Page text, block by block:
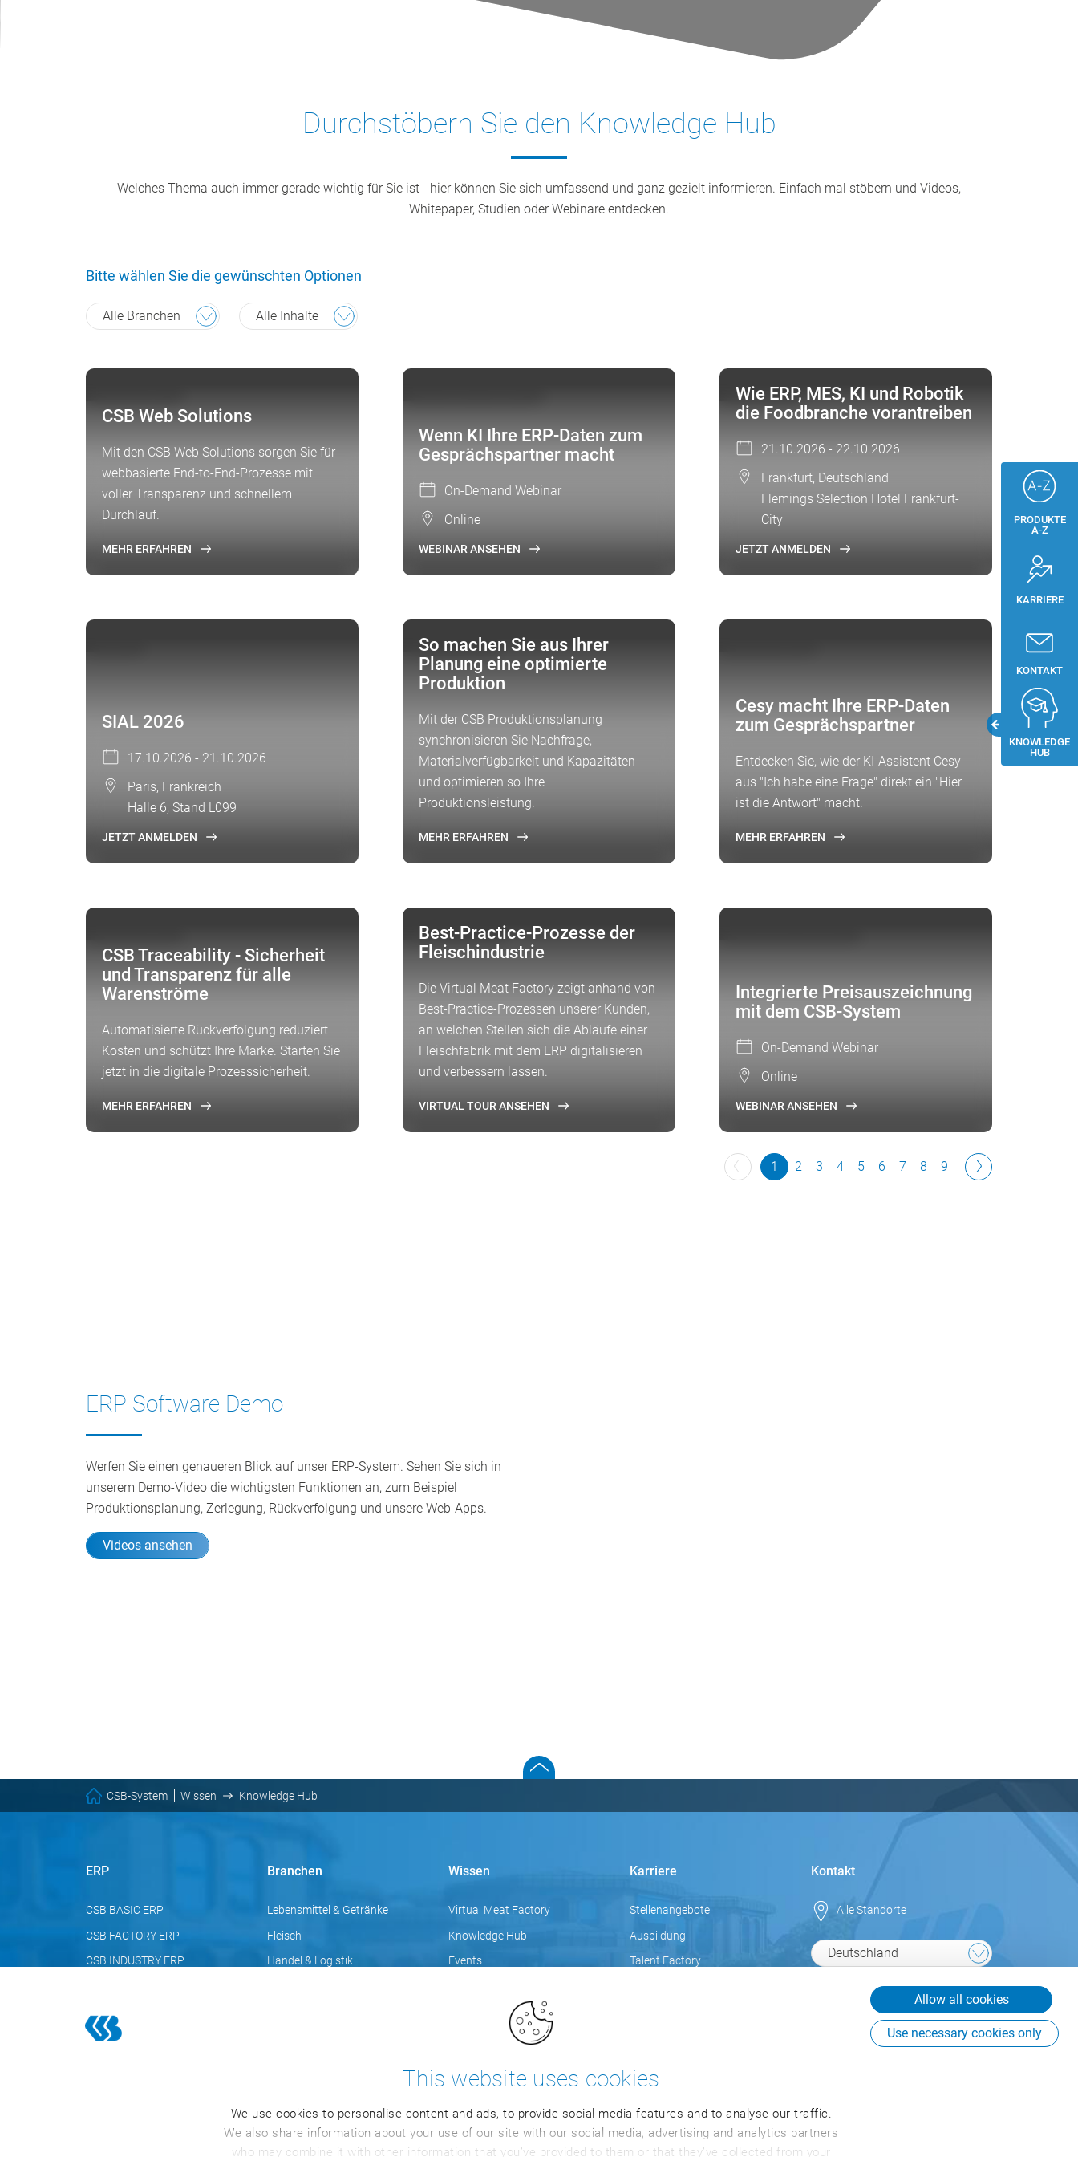
This website uses cookies
We use cookies to personalise content and ads, to provide social media features and to analyse our traffic.
We also share information about your use of our site with our social media, advertising and analytics partners
who may combine it with other information that you’ve provided to them or that they’ve collected from your
Allow all cookies
Use necessary cookies only
PRODUKTE
A-Z
KARRIERE
KONTAKT
KNOWLEDGE
HUB
Durchstöbern Sie den Knowledge Hub
Welches Thema auch immer gerade wichtig für Sie ist - hier können Sie sich umfassend und ganz gezielt informieren. Einfach mal stöbern und Videos,
Whitepaper, Studien oder Webinare entdecken.
Bitte wählen Sie die gewünschten Optionen
Alle Branchen Alle Inhalte
CSB Web Solutions
Mit den CSB Web Solutions sorgen Sie für
webbasierte End-to-End-Prozesse mit
voller Transparenz und schnellem
Durchlauf.
MEHR ERFAHREN
Wenn KI Ihre ERP‑Daten zum
Gesprächspartner macht
On-Demand Webinar
Online
WEBINAR ANSEHEN
CSB-EVENT
Wie ERP, MES, KI und Robotik
die Foodbranche vorantreiben
21.10.2026 - 22.10.2026
Frankfurt, Deutschland
Flemings Selection Hotel Frankfurt-
City
JETZT ANMELDEN
SIAL 2026
17.10.2026 - 21.10.2026
Paris, Frankreich
Halle 6, Stand L099
JETZT ANMELDEN
FOKUSTHEMA
So machen Sie aus Ihrer
Planung eine optimierte
Produktion
Mit der CSB Produktionsplanung
synchronisieren Sie Nachfrage,
Materialverfügbarkeit und Kapazitäten
und optimieren so Ihre
Produktionsleistung.
MEHR ERFAHREN
Cesy macht Ihre ERP‑Daten
zum Gesprächspartner
Entdecken Sie, wie der KI-Assistent Cesy
aus "Ich habe eine Frage" direkt ein "Hier
ist die Antwort" macht.
MEHR ERFAHREN
CSB Traceability - Sicherheit
und Transparenz für alle
Warenströme
Automatisierte Rückverfolgung reduziert
Kosten und schützt Ihre Marke. Starten Sie
jetzt in die digitale Prozesssicherheit.
MEHR ERFAHREN
VIRTUAL TOUR
Best-Practice-Prozesse der
Fleischindustrie
Die Virtual Meat Factory zeigt anhand von
Best-Practice-Prozessen unserer Kunden,
an welchen Stellen sich die Abläufe einer
Fleischfabrik mit dem ERP digitalisieren
und verbessern lassen.
VIRTUAL TOUR ANSEHEN
Integrierte Preisauszeichnung
mit dem CSB-System
On-Demand Webinar
Online
WEBINAR ANSEHEN
1 2 3 4 5 6 7 8 9
ERP Software Demo
Werfen Sie einen genaueren Blick auf unser ERP-System. Sehen Sie sich in
unserem Demo-Video die wichtigsten Funktionen an, zum Beispiel
Produktionsplanung, Zerlegung, Rückverfolgung und unsere Web-Apps.
Videos ansehen
CSB-System Wissen Knowledge Hub
ERP
CSB BASIC ERP
CSB FACTORY ERP
CSB INDUSTRY ERP
Branchen
Lebensmittel & Getränke
Fleisch
Handel & Logistik
Wissen
Virtual Meat Factory
Knowledge Hub
Events
Fokusthemen
Karriere
Stellenangebote
Ausbildung
Talent Factory
Kontakt
Alle Standorte
Deutschland
info@csb.com
+49 2451 625 0
CSB-System SE